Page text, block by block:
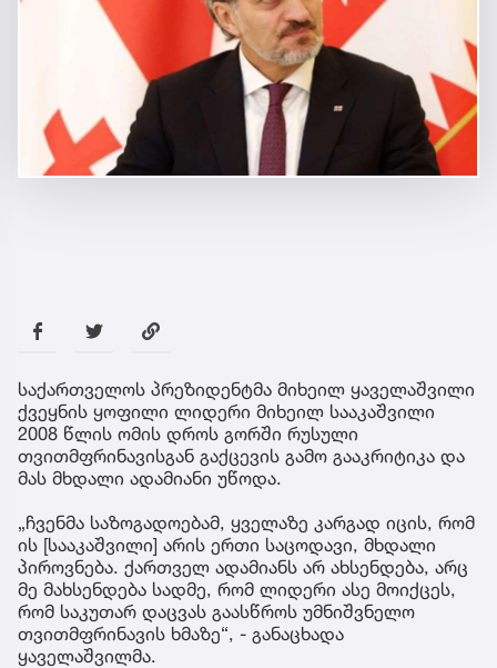
საქართველოს პრეზიდენტმა მიხეილ ყაველაშვილი
ქვეყნის ყოფილი ლიდერი მიხეილ სააკაშვილი
2008 წლის ომის დროს გორში რუსული
თვითმფრინავისგან გაქცევის გამო გააკრიტიკა და
მას მხდალი ადამიანი უწოდა.
„ჩვენმა საზოგადოებამ, ყველაზე კარგად იცის, რომ
ის [სააკაშვილი] არის ერთი საცოდავი, მხდალი
პიროვნება. ქართველ ადამიანს არ ახსენდება, არც
მე მახსენდება სადმე, რომ ლიდერი ასე მოიქცეს,
რომ საკუთარ დაცვას გაასწროს უმნიშვნელო
თვითმფრინავის ხმაზე“, - განაცხადა
ყაველაშვილმა.